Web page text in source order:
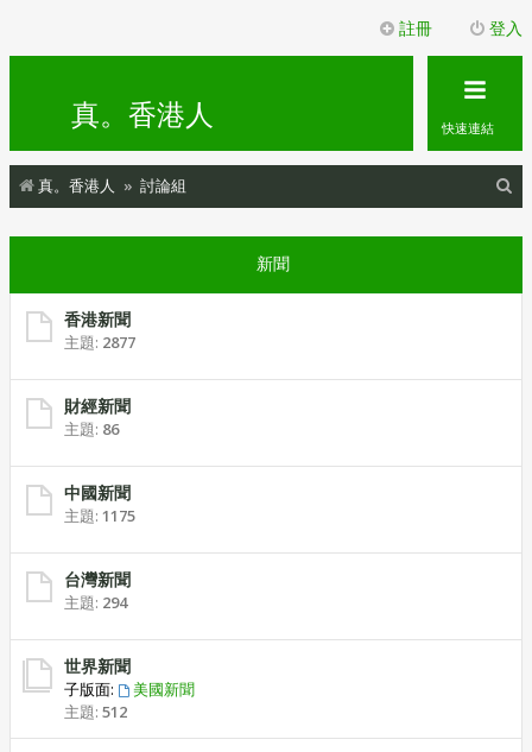
登入
註冊
真。香港人 快速連結
真。香港人 討論組
新聞
香港新聞
主題: 2877
財經新聞
主題: 86
中國新聞
主題: 1175
台灣新聞
主題: 294
世界新聞
子版面:
美國新聞
主題: 512